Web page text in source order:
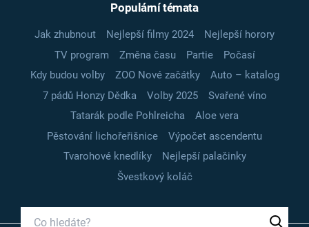
Populární témata
Jak zhubnout Nejlepší filmy 2024
Nejlepší horory
TV program
Změna času Partie
Počasí
Kdy budou volby
ZOO Nové začátky
Auto – katalog
7 pádů Honzy Dědka
Volby 2025
Svařené víno
Tatarák podle Pohlreicha
Aloe vera
Pěstování lichořeřišnice
Výpočet ascendentu
Tvarohové knedlíky
Nejlepší palačinky
Švestkový koláč